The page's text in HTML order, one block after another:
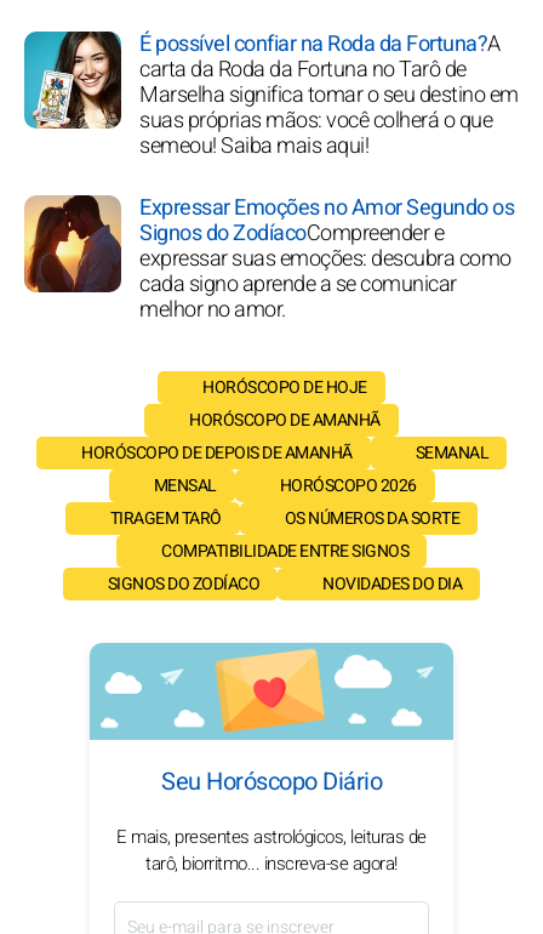
É possível confiar na Roda da Fortuna?A
carta da Roda da Fortuna no Tarô de
Marselha significa tomar o seu destino em
suas próprias mãos: você colherá o que
semeou! Saiba mais aqui!
Expressar Emoções no Amor Segundo os
Signos do ZodíacoCompreender e
expressar suas emoções: descubra como
cada signo aprende a se comunicar
melhor no amor.
HORÓSCOPO DE HOJE
HORÓSCOPO DE AMANHÃ
HORÓSCOPO DE DEPOIS DE AMANHÃ
SEMANAL
MENSAL
HORÓSCOPO 2026
TIRAGEM TARÔ
OS NÚMEROS DA SORTE
COMPATIBILIDADE ENTRE SIGNOS
SIGNOS DO ZODÍACO
NOVIDADES DO DIA
Seu Horóscopo Diário
E mais, presentes astrológicos, leituras de
tarô, biorritmo... inscreva-se agora!